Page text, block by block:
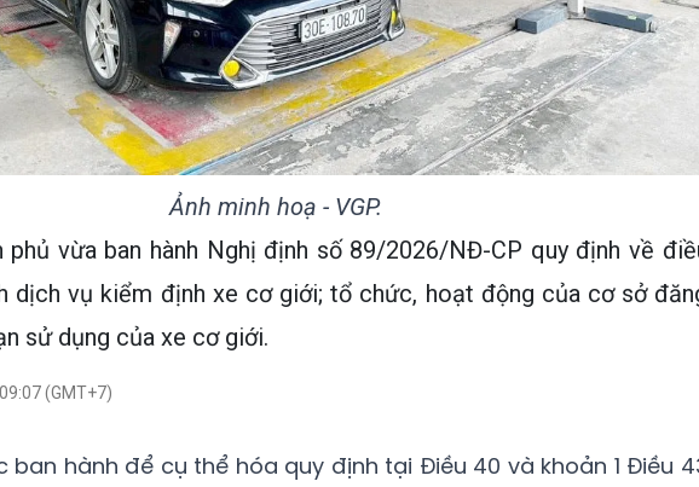
Ảnh minh hoạ - VGP.
phủ vừa ban hành Nghị định số 89/2026/NĐ-CP quy định về
dịch vụ kiểm định xe cơ giới; tổ chức, hoạt động của cơ sở
sử dụng của xe cơ giới.
(GMT+7)
ban hành để cụ thể hóa quy định tại Điều 40 và khoản 1 Điều